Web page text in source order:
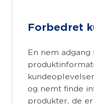
Forbedret
En nem
og nemt finde
produkter, de